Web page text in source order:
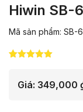
Hiwin SB-
Mã sản phẩm: SB-
đánh giá
Giá: 349,000